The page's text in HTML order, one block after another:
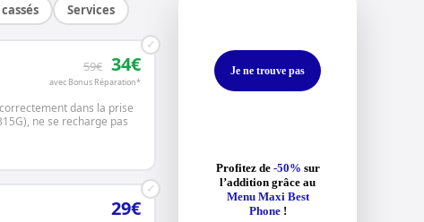
Services
✓
59€ 34€
avec Bonus Réparation*
dans la prise
ne se recharge pas
✓
29€
Je ne trouve pas
Profitez de -50% sur
l’addition grâce au
Menu Maxi Best
Phone!